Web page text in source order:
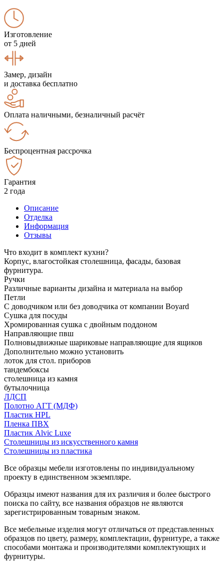
Изготовление
от 5 дней
Замер, дизайн
и доставка бесплатно
Оплата наличными, безналичный расчёт
Беспроцентная рассрочка
Гарантия
2 года
Описание
Отделка
Информация
Отзывы
Что входит в комплект кухни?
Корпус, влагостойкая столешница, фасады, базовая
фурнитура.
Ручки
Различные варианты дизайна и материала на выбор
Петли
С доводчиком или без доводчика от компании Boyard
Сушка для посуды
Хромированная сушка с двойным поддоном
Направляющие пвш
Полновыдвижные шариковые направляющие для ящиков
Дополнительно можно установить
лоток для стол. приборов
тандембоксы
столешница из камня
бутылочница
ЛДСП
Полотно АГТ (МДФ)
Пластик HPL
Пленка ПВХ
Пластик Alvic Luxe
Столешницы из искусственного камня
Столешницы из пластика
Все образцы мебели изготовлены по индивидуальному
проекту в единственном экземпляре.
Образцы имеют названия для их различия и более быстрого
поиска по сайту, все названия образцов не являются
зарегистрированным товарным знаком.
Все мебельные изделия могут отличаться от представленных
образцов по цвету, размеру, комплектации, фурнитуре, а также
способами монтажа и производителями комплектующих и
фурнитуры.